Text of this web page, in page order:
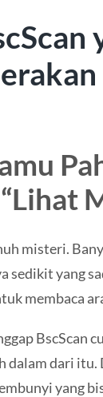
misteri.
sedikit yang
membaca
BscScan
dalam dari
yang